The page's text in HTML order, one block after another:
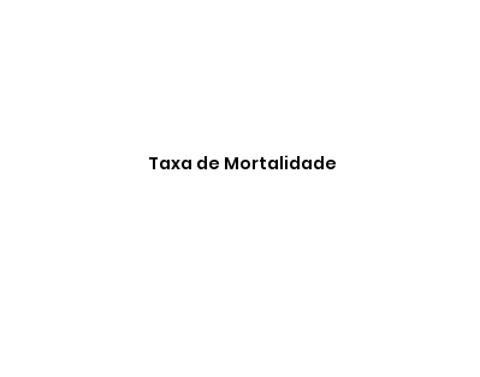
Taxa de Mortalidade